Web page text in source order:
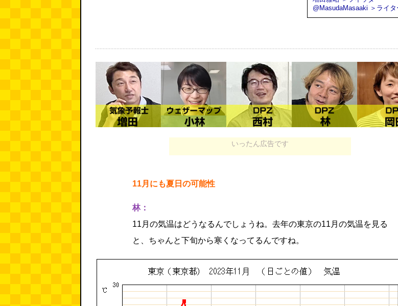
@MasudaMasaaki ＞ライ
いったん広告です
11月にも夏日の可能性
林：
11月の気温はどうなるんでしょうね。去年の東京の11月の気温を見る
と、ちゃんと下旬から寒くなってるんですね。